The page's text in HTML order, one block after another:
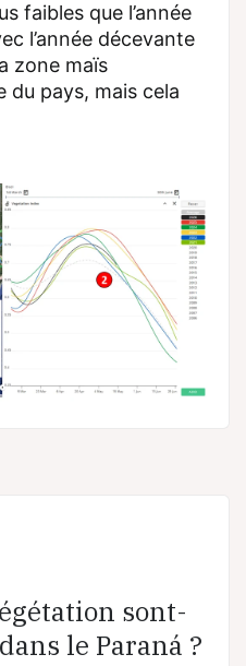
faibles que l’année
l’année décevante
zone maïs
pays, mais cela
sont-
le Paraná ?